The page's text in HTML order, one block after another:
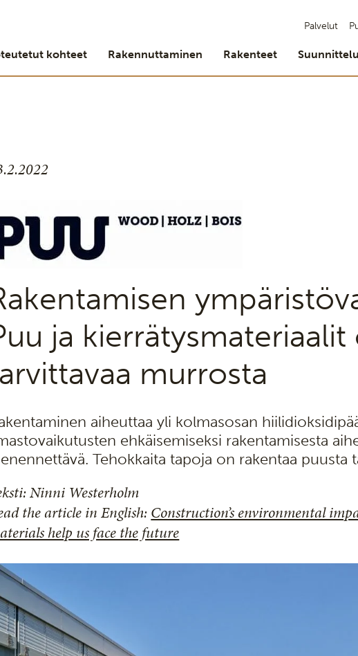
Palvelut
kohteet Rakennuttaminen Rakenteet Suunnittelu
ja kierrätysmateriaalit
murrosta
aiheuttaa yli kolmasosan
ehkäisemiseksi rakentamisesta
Tehokkaita tapoja on rakentaa puusta
Ninni Westerholm
the article in English:Construction’s environmental
help us face the future